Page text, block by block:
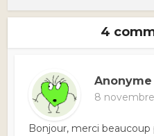
4
Anonyme
8
Bonjour, merci